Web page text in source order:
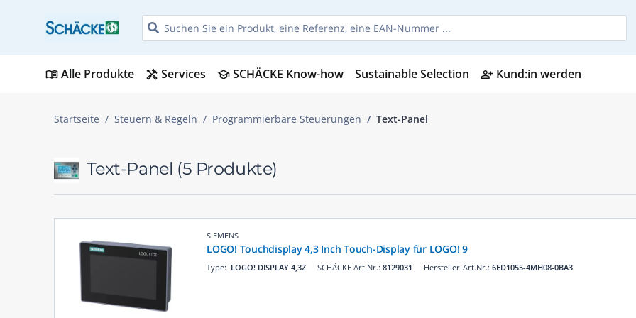
menu_bookAlle Produkte handyman Services schoolSCHÄCKE Know-how Sustainable Selection person_add_alt Kund:in werden
Startseite Steuern & Regeln Programmierbare Steuerungen Text-Panel
Text-Panel (5 Produkte)
SIEMENS
LOGO! Touchdisplay 4,3 Inch Touch-Display für LOGO! 9
SCHÄCKE Art.Nr.: 8129031
Type: LOGO! DISPLAY 4,3Z Hersteller-Art.Nr.: 6ED1055-4MH08-0BA3